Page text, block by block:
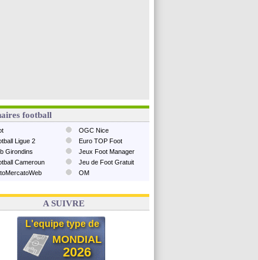
football
Ligue 2
Girondins
Cameroun
OGC Nice
Euro TOP Foot
Jeux Foot Manager
Jeu de Foot Gratuit
OM
A SUIVRE
L'equipe type de
MONDIAL
2026